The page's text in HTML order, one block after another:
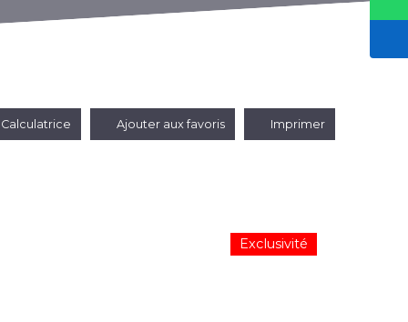
Calculatrice Ajouter aux favoris Imprimer
Exclusivité